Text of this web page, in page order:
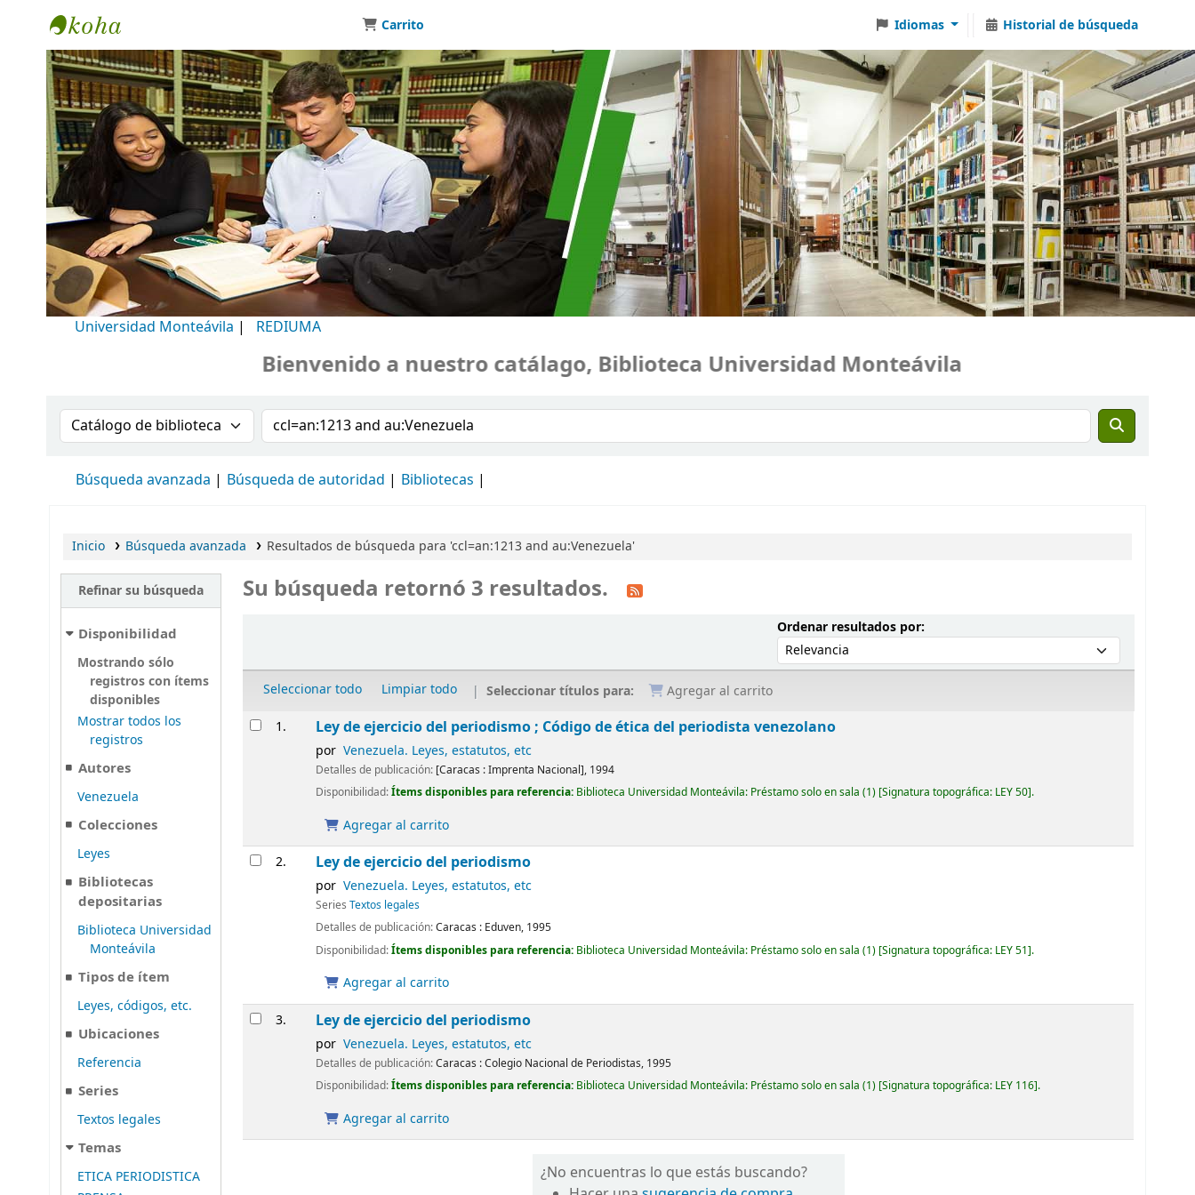
Biblioteca Universidad Monteávila
Carrito Idiomas Historial de búsqueda
Universidad Monteávila | REDIUMA
Bienvenido a nuestro catálago, Biblioteca Universidad Monteávila
Buscar en el catálogo por:Buscar en el catálogo
Búsqueda avanzada Búsqueda de autoridad Bibliotecas
Inicio Búsqueda avanzada Resultados de búsqueda para 'ccl=an:1213 and au:Venezuela'
Refinar su búsqueda
Disponibilidad
Mostrando sólo
registros con ítems
disponibles
Mostrar todos los
registros
Autores
Venezuela
Colecciones
Leyes
Bibliotecas
depositarias
Biblioteca Universidad
Monteávila
Tipos de ítem
Leyes, códigos, etc.
Ubicaciones
Referencia
Series
Textos legales
Temas
ETICA PERIODISTICA
Su búsqueda retornó 3 resultados.
Ordenar resultados por:Ordenar por:
Seleccionar todo Limpiar todo Seleccionar títulos para: Agregar al carrito
Resultados
1. Ley de ejercicio del periodismo ; Código de ética del periodista venezolano
por Venezuela. Leyes, estatutos, etc
Detalles de publicación: [Caracas :Imprenta Nacional], 1994
Disponibilidad:Ítems disponibles para referencia: Biblioteca Universidad Monteávila: Préstamo solo en sala (1) Signatura topográfica: LEY 50 .
Agregar al carrito
2.
Ley de ejercicio del periodismo
por Venezuela. Leyes, estatutos, etc
SeriesTextos legales
Detalles de publicación:Caracas : Eduven, 1995
Disponibilidad:Ítems disponibles para referencia: Biblioteca Universidad Monteávila: Préstamo solo en sala (1) Signatura topográfica: LEY 51 .
Agregar al carrito
3. Ley de ejercicio del periodismo
por Venezuela. Leyes, estatutos, etc
Detalles de publicación:Caracas :Colegio Nacional de Periodistas, 1995
Disponibilidad:Ítems disponibles para referencia: Biblioteca Universidad Monteávila: Préstamo solo en sala (1) Signatura topográfica: LEY 116 .
Agregar al carrito
¿No encuentras lo que estás buscando?